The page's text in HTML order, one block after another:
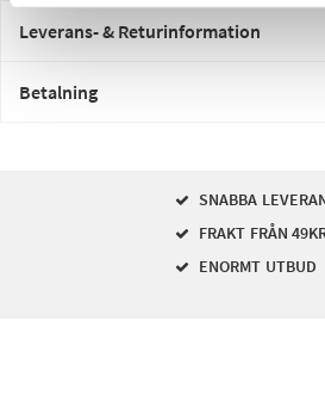
Leverans- & Returinformation
Betalning
SNABBA
FRAKT FRÅN
ENORMT UTBUD